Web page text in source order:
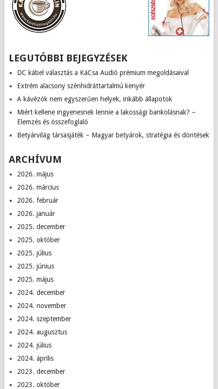
LEGUTÓBBI BEJEGYZÉSEK
DC kábel választás a KáCsa Audió prémium megoldásaival
Extrém alacsony szénhidráttartalmú kenyér
A kávézók nem egyszerűen helyek, inkább állapotok
Miért kellene ingyenesnek lennie a lakossági bankolásnak? –
Elemzés és összefoglaló
Betyárvilág társasjáték – Magyar betyárok, stratégia és döntések
ARCHÍVUM
2026. május
2026. március
2026. február
2026. január
2025. december
2025. október
2025. július
2025. június
2025. május
2024. december
2024. november
2024. szeptember
2024. augusztus
2024. július
2024. április
2023. december
2023. október